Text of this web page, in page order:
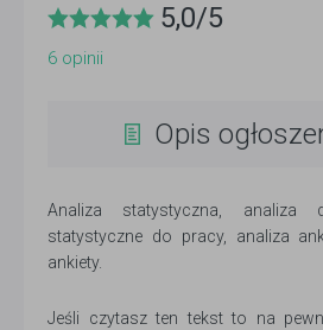
5,0/5
6 opinii
Opis
Analiza statystyczna, analiza
statystyczne do pracy, analiza
ankiety.
Jeśli czytasz ten tekst to na